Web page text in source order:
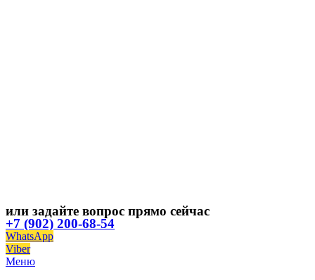
или задайте вопрос прямо сейчас
+7 (902) 200-68-54
WhatsApp
Viber
Меню